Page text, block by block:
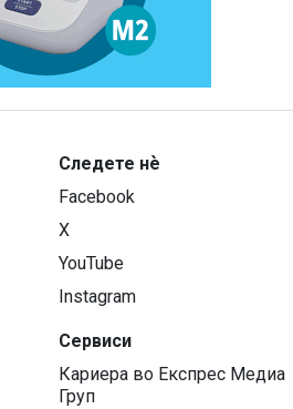
Следете нѐ
Facebook
X
YouTube
Instagram
Сервиси
Кариера во Експрес Медиа
Груп